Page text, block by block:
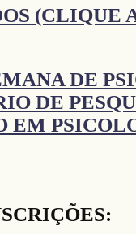
(CLIQUE
DE
DE
EM